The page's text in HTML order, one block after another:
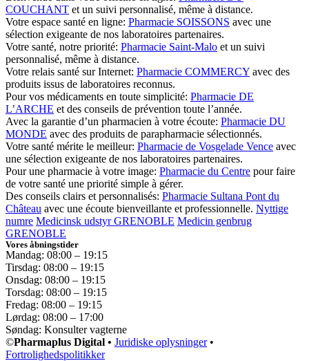
COUCHANT et un suivi personnalisé, même à distance.
Votre espace santé en ligne: Pharmacie SOISSONS avec une
sélection exigeante de nos laboratoires partenaires.
Votre santé, notre priorité: Pharmacie Saint-Malo et un suivi
personnalisé, même à distance.
Votre relais santé sur Internet: Pharmacie COMMERCY avec des
produits issus de laboratoires reconnus.
Pour vos médicaments en toute simplicité: Pharmacie DE
L’ARCHE et des conseils de prévention toute l’année.
Avec la garantie d’un pharmacien à votre écoute: Pharmacie DU
MONDE avec des produits de parapharmacie sélectionnés.
Votre santé mérite le meilleur: Pharmacie de Vosgelade Vence avec
une sélection exigeante de nos laboratoires partenaires.
Pour une pharmacie à votre image: Pharmacie du Centre pour faire
de votre santé une priorité simple à gérer.
Des conseils clairs et personnalisés: Pharmacie Sultana Pont du
Château avec une écoute bienveillante et professionnelle. Nyttige
numre Medicinsk udstyr GRENOBLE Medicin genbrug
GRENOBLE
Vores åbningstider
Mandag: 08:00 – 19:15
Tirsdag: 08:00 – 19:15
Onsdag: 08:00 – 19:15
Torsdag: 08:00 – 19:15
Fredag: 08:00 – 19:15
Lørdag: 08:00 – 17:00
Søndag: Konsulter vagterne
©Pharmaplus Digital • Juridiske oplysninger•
Fortrolighedspolitikker